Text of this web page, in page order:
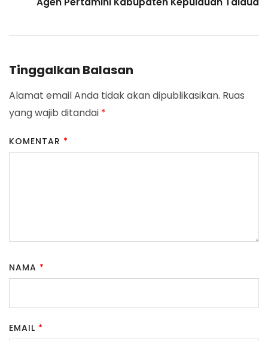
Tinggalkan Balasan
Alamat email Anda tidak akan dipublikasikan. Ruas
yang wajib ditandai *
KOMENTAR *
NAMA *
EMAIL *